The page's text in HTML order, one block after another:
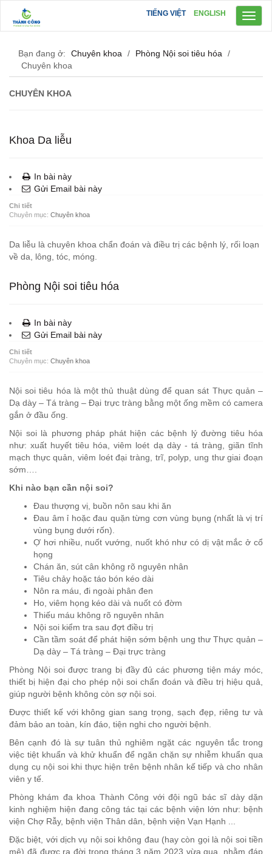
TIẾNG VIỆT ENGLISH
Bạn đang ở: Chuyên khoa / Phòng Nội soi tiêu hóa
/
Chuyên khoa
CHUYÊN KHOA
Khoa Da liễu
In bài này
Gửi Email bài này
Chi tiết
Chuyên mục: Chuyên khoa
Da liễu là chuyên khoa chẩn đoán và điều trị các bệnh lý, rối loạn
về da, lông, tóc, móng.
Phòng Nội soi tiêu hóa
In bài này
Gửi Email bài này
Chi tiết
Chuyên mục: Chuyên khoa
Nội soi tiêu hóa là một thủ thuật dùng để quan sát Thực quản –
Dạ dày – Tá tràng – Đại trực tràng bằng một ống mềm có camera
gắn ở đầu ống.
Nội soi là phương pháp phát hiện các bệnh lý đường tiêu hóa
như: xuất huyết tiêu hóa, viêm loét dạ dày - tá tràng, giãn tĩnh
mạch thực quản, viêm loét đại tràng, trĩ, polyp, ung thư giai đoạn
sớm….
Khi nào bạn cần nội soi?
Đau thượng vị, buồn nôn sau khi ăn
Đau âm ỉ hoặc đau quặn từng cơn vùng bụng (nhất là vị trí
vùng bụng dưới rốn).
Ợ hơi nhiều, nuốt vướng, nuốt khó như có dị vật mắc ở cổ
họng
Chán ăn, sút cân không rõ nguyên nhân
Tiêu chảy hoặc táo bón kéo dài
Nôn ra máu, đi ngoài phân đen
Ho, viêm họng kéo dài và nuốt có đờm
Thiếu máu không rõ nguyên nhân
Nội soi kiểm tra sau đợt điều trị
Cần tầm soát để phát hiện sớm bệnh ung thư Thực quản –
Dạ dày – Tá tràng – Đại trực tràng
Phòng Nội soi được trang bị đầy đủ các phương tiện máy móc,
thiết bị hiện đại cho phép nội soi chẩn đoán và điều trị hiệu quả,
giúp người bệnh không còn sợ nội soi.
Được thiết kế với không gian sang trọng, sạch đẹp, riêng tư và
đảm bảo an toàn, kín đáo, tiện nghi cho người bệnh.
Bên cạnh đó là sự tuân thủ nghiêm ngặt các nguyên tắc trong
việc tiệt khuẩn và khử khuẩn để ngăn chặn sự nhiễm khuẩn qua
dụng cụ nội soi khi thực hiện trên bệnh nhân kế tiếp và cho nhân
viên y tế.
Phòng khám đa khoa Thành Công với đội ngũ bác sĩ dày dặn
kinh nghiệm hiện đang công tác tại các bệnh viện lớn như: bệnh
viện Chợ Rẫy, bệnh viện Thân dân, bệnh viện Vạn Hạnh ...
Đặc biệt, với dịch vụ nội soi không đau (hay còn gọi là nội soi tiền
mê) đã được ra đời trong tháng 3 năm 2023 vừa qua, nhằm đáp